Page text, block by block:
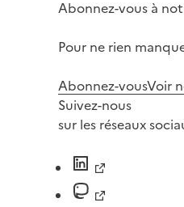
Abonnez-vous à
Pour ne rien
Abonnez-vousVoir
Suivez-nous
sur les réseaux